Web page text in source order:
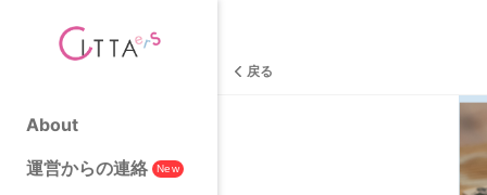
About
運営からの連絡
New
戻る